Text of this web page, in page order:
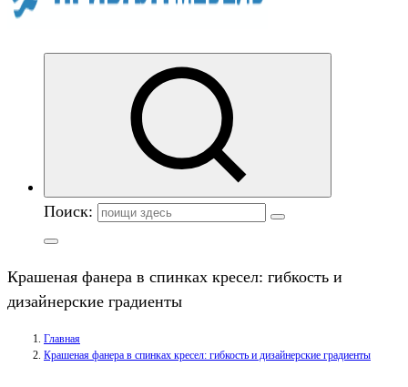
Поиск:
Крашеная фанера в спинках кресел: гибкость и
дизайнерские градиенты
Главная
Крашеная фанера в спинках кресел: гибкость и дизайнерские градиенты